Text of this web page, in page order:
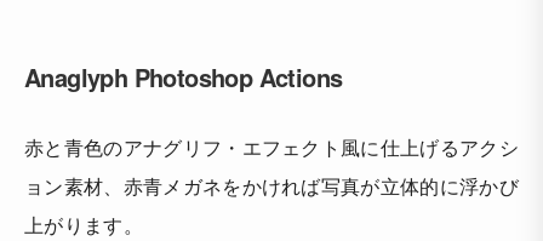
Anaglyph Photoshop Actions
赤と青色のアナグリフ・エフェクト風に仕上げるアクシ
ョン素材、赤青メガネをかければ写真が立体的に浮かび
上がります。